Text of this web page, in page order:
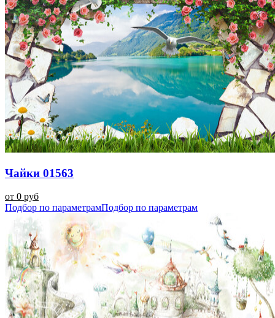
Чайки 01563
от 0 руб
Подбор по параметрамПодбор по параметрам